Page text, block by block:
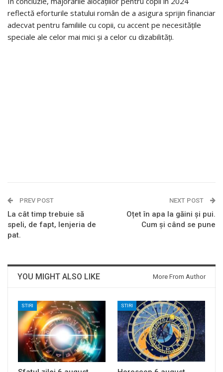
reflectă eforturile statului român de a asigura sprijin financiar
adecvat pentru familiile cu copii, cu accent pe necesitățile
speciale ale celor mai mici și a celor cu dizabilități.
PREV POST
La cât timp trebuie să
speli, de fapt, lenjeria de
pat.
NEXT POST
Oțet în apa la găini și pui.
Cum și când se pune
YOU MIGHT ALSO LIKE More From Author
STIRI STIRI